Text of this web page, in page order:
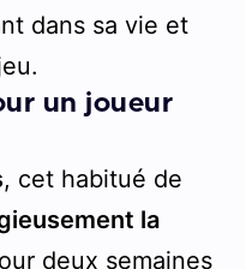
dans sa vie et
un joueur
, cet habitué de
la
deux semaines